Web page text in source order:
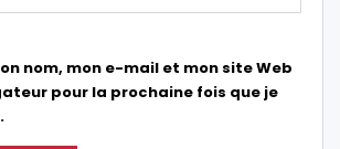
nom, mon e-mail et mon site Web
pour la prochaine fois que je